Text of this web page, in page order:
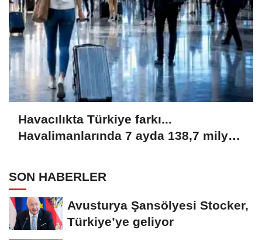
Havacılıkta Türkiye farkı...
Havalimanlarında 7 ayda 138,7 milyon
SON HABERLER
Avusturya Şansölyesi Stocker,
Türkiye’ye geliyor